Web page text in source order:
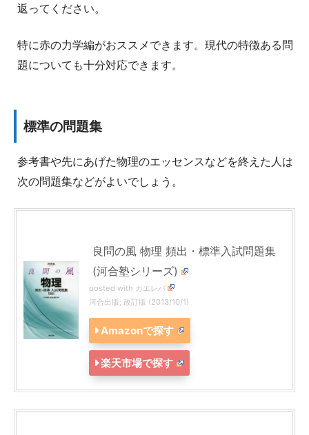
返ってください。
特に赤の力学編がおススメできます。現代の特徴ある問
題についても十分対応できます。
標準の問題集
参考書や先にあげた物理のエッセンスなどを終えた人は
次の問題集などがよいでしょう。
良問の風 物理 頻出・標準入試問題集
(河合塾シリーズ)
posted with カエレバ
河合出版; 改訂版 (2013/10/1)
Amazonで探す
楽天市場で探す